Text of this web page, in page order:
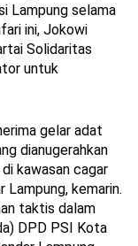
Lampung selama
ini, Jokowi
Solidaritas
untuk
gelar adat
dianugerahkan
kawasan cagar
Lampung, kemarin.
taktis dalam
DPD PSI Kota